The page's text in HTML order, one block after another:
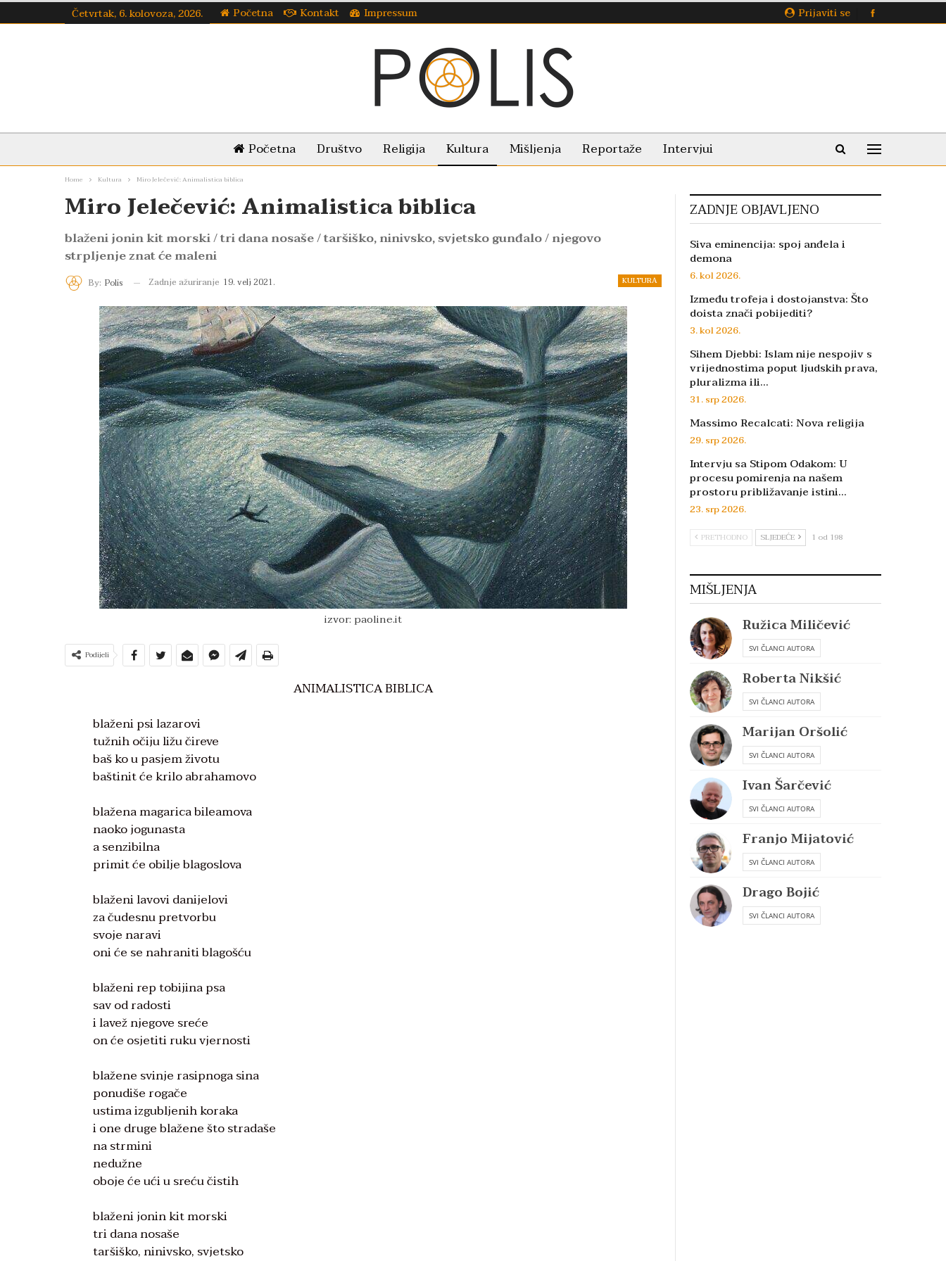
Prijaviti se
Četvrtak, 6. kolovoza, 2026. Početna Kontakt Impressum
Početna Društvo Religija Kultura Mišljenja Reportaže Intervjui
Home Kultura Miro Jelečević: Animalistica biblica
Miro Jelečević: Animalistica biblica
blaženi jonin kit morski / tri dana nosaše / taršiško, ninivsko, svjetsko gunđalo / njegovo
strpljenje znat će maleni
KULTURA
By: Polis Zadnje ažuriranje 19. velj 2021.
izvor: paoline.it
Podijeli
ANIMALISTICA BIBLICA
blaženi psi lazarovi
tužnih očiju ližu čireve
baš ko u pasjem životu
baštinit će krilo abrahamovo
blažena magarica bileamova
naoko jogunasta
a senzibilna
primit će obilje blagoslova
blaženi lavovi danijelovi
za čudesnu pretvorbu
svoje naravi
oni će se nahraniti blagošću
blaženi rep tobijina psa
sav od radosti
i lavež njegove sreće
on će osjetiti ruku vjernosti
blažene svinje rasipnoga sina
ponudiše rogače
ustima izgubljenih koraka
i one druge blažene što stradaše
na strmini
nedužne
oboje će ući u sreću čistih
blaženi jonin kit morski
tri dana nosaše
taršiško, ninivsko, svjetsko
ZADNJE OBJAVLJENO
Siva eminencija: spoj anđela i
demona
6. kol 2026.
Između trofeja i dostojanstva: Što
doista znači pobijediti?
3. kol 2026.
Sihem Djebbi: Islam nije nespojiv s
vrijednostima poput ljudskih prava,
pluralizma ili…
31. srp 2026.
Massimo Recalcati: Nova religija
29. srp 2026.
Intervju sa Stipom Odakom: U
procesu pomirenja na našem
prostoru približavanje istini…
23. srp 2026.
PRETHODNO SLJEDEĆE 1 od 198
MIŠLJENJA
Ružica Miličević
SVI ČLANCI AUTORA
Roberta Nikšić
SVI ČLANCI AUTORA
Marijan Oršolić
SVI ČLANCI AUTORA
Ivan Šarčević
SVI ČLANCI AUTORA
Franjo Mijatović
SVI ČLANCI AUTORA
Drago Bojić
SVI ČLANCI AUTORA